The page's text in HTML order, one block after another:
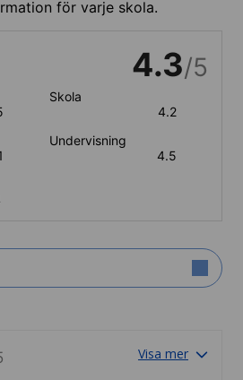
för varje skola.
4.3/5
Skola
4.2
Undervisning
4.5
Visa mer